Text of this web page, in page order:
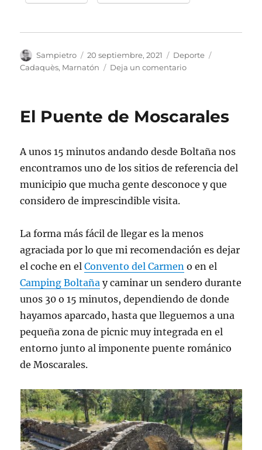
Autor
Sampietro
Publicado
el
20 septiembre, 2021 Categorías
Deporte
Cadaquès, Marnatón Deja un comentarioen
El Puente de Moscarales
A unos 15 minutos andando desde Boltaña nos
encontramos uno de los sitios de referencia del
municipio que mucha gente desconoce y que
considero de imprescindible visita.
La forma más fácil de llegar es la menos
agraciada por lo que mi recomendación es dejar
el coche en elConvento del Carmen o en el
Camping Boltaña y caminar un sendero durante
unos 30 o 15 minutos, dependiendo de donde
hayamos aparcado, hasta que lleguemos a una
pequeña zona de picnic muy integrada en el
entorno junto al imponente puente románico
de Moscarales.